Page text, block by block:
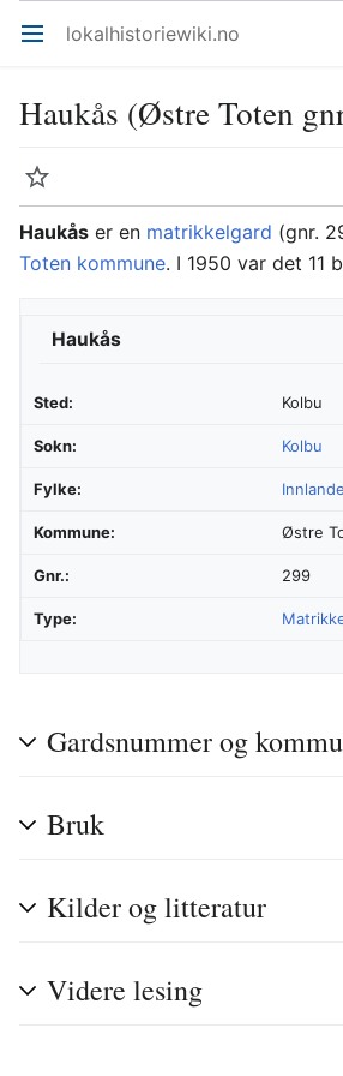
Åpne hovedmenyen lokalhistoriewiki.no
Haukås (Østre Toten
Overvåk
Haukås er en matrikkelgard (gnr.
Toten kommune. I 1950 var det 11
Haukås
Sted: Kolbu
Sokn: Kolbu
Fylke:
Kommune: Østre
Gnr.: 299
Type:
Gardsnummer og
Bruk
Kilder og litteratur
Videre lesing